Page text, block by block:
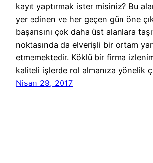
kayıt yaptırmak ister misiniz? Bu
yer edinen ve her geçen gün öne
başarısını çok daha üst alanlara
noktasında da elverişli bir ortam
etmemektedir. Köklü bir firma
kaliteli işlerde rol almanıza yönelik
Nisan 29, 2017